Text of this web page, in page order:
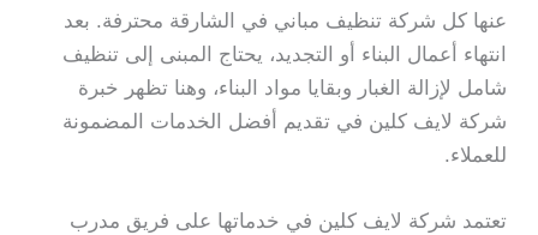
عنها كل شركة تنظيف مباني في الشارقة محترفة. بعد
انتهاء أعمال البناء أو التجديد، يحتاج المبنى إلى تنظيف
شامل لإزالة الغبار وبقايا مواد البناء، وهنا تظهر خبرة
شركة لايف كلين في تقديم أفضل الخدمات المضمونة
للعملاء.
تعتمد شركة لايف كلين في خدماتها على فريق مدرب